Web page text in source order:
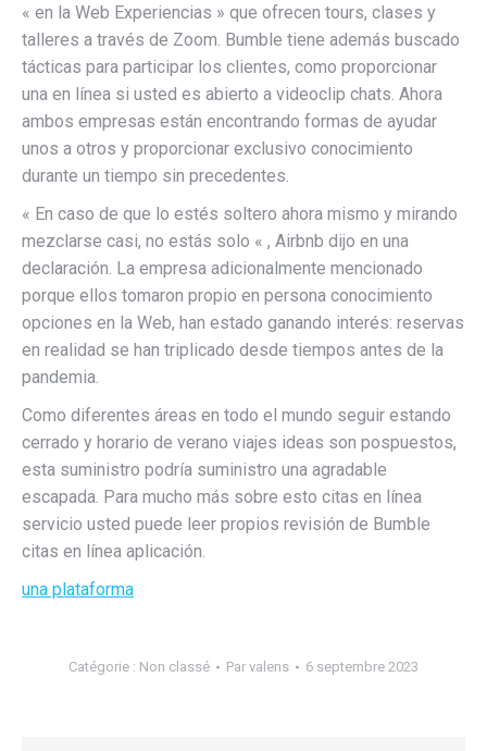
« en la Web Experiencias » que ofrecen tours, clases y
talleres a través de Zoom. Bumble tiene además buscado
tácticas para participar los clientes, como proporcionar
una en línea si usted es abierto a videoclip chats. Ahora
ambos empresas están encontrando formas de ayudar
unos a otros y proporcionar exclusivo conocimiento
durante un tiempo sin precedentes.
« En caso de que lo estés soltero ahora mismo y mirando
mezclarse casi, no estás solo « , Airbnb dijo en una
declaración. La empresa adicionalmente mencionado
porque ellos tomaron propio en persona conocimiento
opciones en la Web, han estado ganando interés: reservas
en realidad se han triplicado desde tiempos antes de la
pandemia.
Como diferentes áreas en todo el mundo seguir estando
cerrado y horario de verano viajes ideas son pospuestos,
esta suministro podría suministro una agradable
escapada. Para mucho más sobre esto citas en línea
servicio usted puede leer propios revisión de Bumble
citas en línea aplicación.
una plataforma
Catégorie : Non classé Par valens 6 septembre 2023